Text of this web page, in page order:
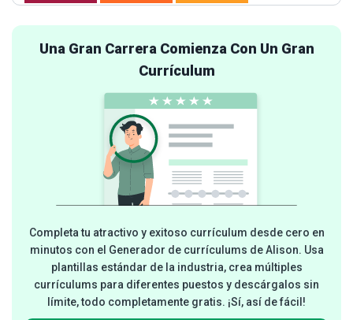
Una Gran Carrera Comienza Con Un Gran
Currículum
Completa tu atractivo y exitoso currículum desde cero en
minutos con el Generador de currículums de Alison. Usa
plantillas estándar de la industria, crea múltiples
currículums para diferentes puestos y descárgalos sin
límite, todo completamente gratis. ¡Sí, así de fácil!